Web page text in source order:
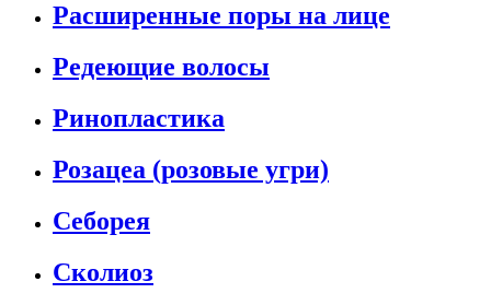
Расширенные поры на лице
Редеющие волосы
Ринопластика
Розацеа (розовые угри)
Себорея
Сколиоз